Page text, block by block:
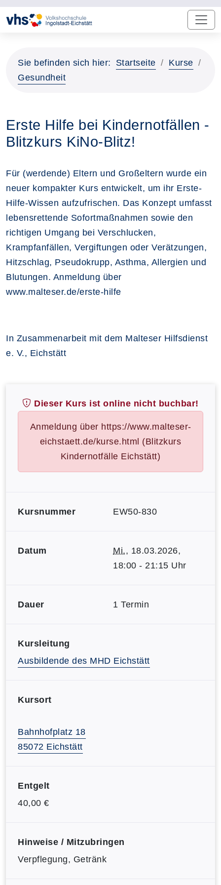
Sie befinden sich hier: Startseite
Kurse
Gesundheit
Erste Hilfe bei Kindernotfällen -
Blitzkurs KiNo-Blitz!
Für (werdende) Eltern und Großeltern wurde ein
neuer kompakter Kurs entwickelt, um ihr Erste-
Hilfe-Wissen aufzufrischen. Das Konzept umfasst
lebensrettende Sofortmaßnahmen sowie den
richtigen Umgang bei Verschlucken,
Krampfanfällen, Vergiftungen oder Verätzungen,
Hitzschlag, Pseudokrupp, Asthma, Allergien und
Blutungen. Anmeldung über
www.malteser.de/erste-hilfe
In Zusammenarbeit mit dem Malteser Hilfsdienst
e. V., Eichstätt
Dieser Kurs ist online nicht buchbar!
Anmeldung über https://www.malteser-
eichstaett.de/kurse.html (Blitzkurs
Kindernotfälle Eichstätt)
Kursnummer EW50-830
Datum Mi., 18.03.2026,
18:00 - 21:15 Uhr
Dauer 1 Termin
Kursleitung
Ausbildende des MHD Eichstätt
Kursort
Bahnhofplatz 18
85072 Eichstätt
Entgelt
40,00 €
Hinweise / Mitzubringen
Verpflegung, Getränk